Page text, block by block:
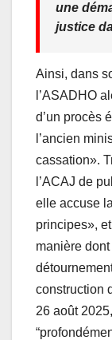
une
justice
Ainsi, dans
l’ASADHO
d’un procès
l’ancien
cassation».
l’ACAJ de
elle accuse
principes»,
manière
construction
26 août